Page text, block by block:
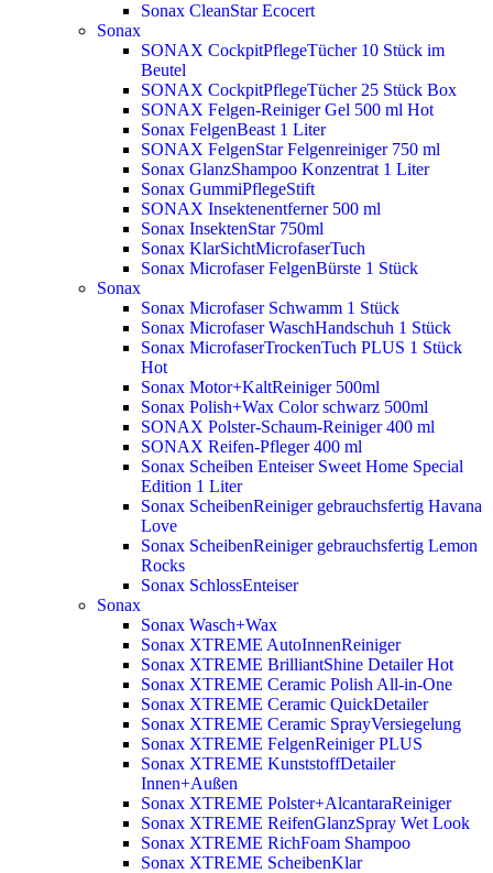
Sonax CleanStar Ecocert
Sonax
SONAX CockpitPflegeTücher 10 Stück im
Beutel
SONAX CockpitPflegeTücher 25 Stück Box
SONAX Felgen-Reiniger Gel 500 ml Hot
Sonax FelgenBeast 1 Liter
SONAX FelgenStar Felgenreiniger 750 ml
Sonax GlanzShampoo Konzentrat 1 Liter
Sonax GummiPflegeStift
SONAX Insektenentferner 500 ml
Sonax InsektenStar 750ml
Sonax KlarSichtMicrofaserTuch
Sonax Microfaser FelgenBürste 1 Stück
Sonax
Sonax Microfaser Schwamm 1 Stück
Sonax Microfaser WaschHandschuh 1 Stück
Sonax MicrofaserTrockenTuch PLUS 1 Stück
Hot
Sonax Motor+KaltReiniger 500ml
Sonax Polish+Wax Color schwarz 500ml
SONAX Polster-Schaum-Reiniger 400 ml
SONAX Reifen-Pfleger 400 ml
Sonax Scheiben Enteiser Sweet Home Special
Edition 1 Liter
Sonax ScheibenReiniger gebrauchsfertig Havana
Love
Sonax ScheibenReiniger gebrauchsfertig Lemon
Rocks
Sonax SchlossEnteiser
Sonax
Sonax Wasch+Wax
Sonax XTREME AutoInnenReiniger
Sonax XTREME BrilliantShine DetailerHot
Sonax XTREME Ceramic Polish All-in-One
Sonax XTREME Ceramic QuickDetailer
Sonax XTREME Ceramic SprayVersiegelung
Sonax XTREME FelgenReiniger PLUS
Sonax XTREME KunststoffDetailer
Innen+Außen
Sonax XTREME Polster+AlcantaraReiniger
Sonax XTREME ReifenGlanzSpray Wet Look
Sonax XTREME RichFoam Shampoo
Sonax XTREME ScheibenKlar